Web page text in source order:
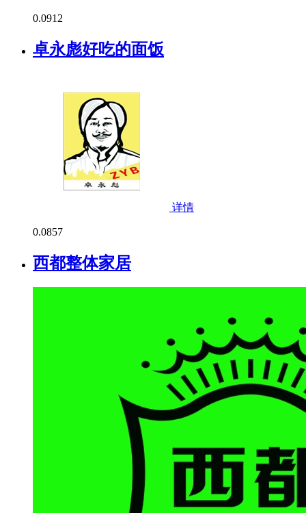
0.0912
卓永彪好吃的面饭
详情
0.0857
西都整体家居